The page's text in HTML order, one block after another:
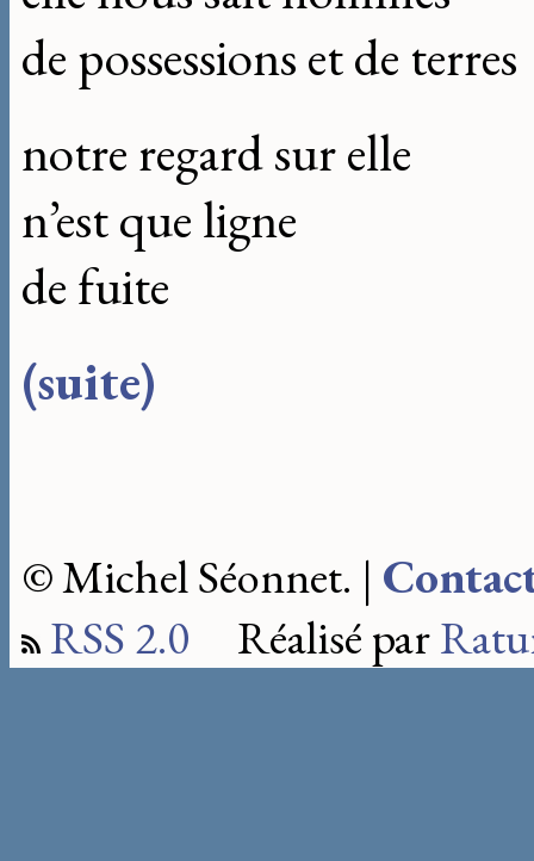
de possessions et de terres
notre regard sur elle
n’est que ligne
de fuite
(suite)
© Michel Séonnet. |
RSS 2.0 Réalisé par